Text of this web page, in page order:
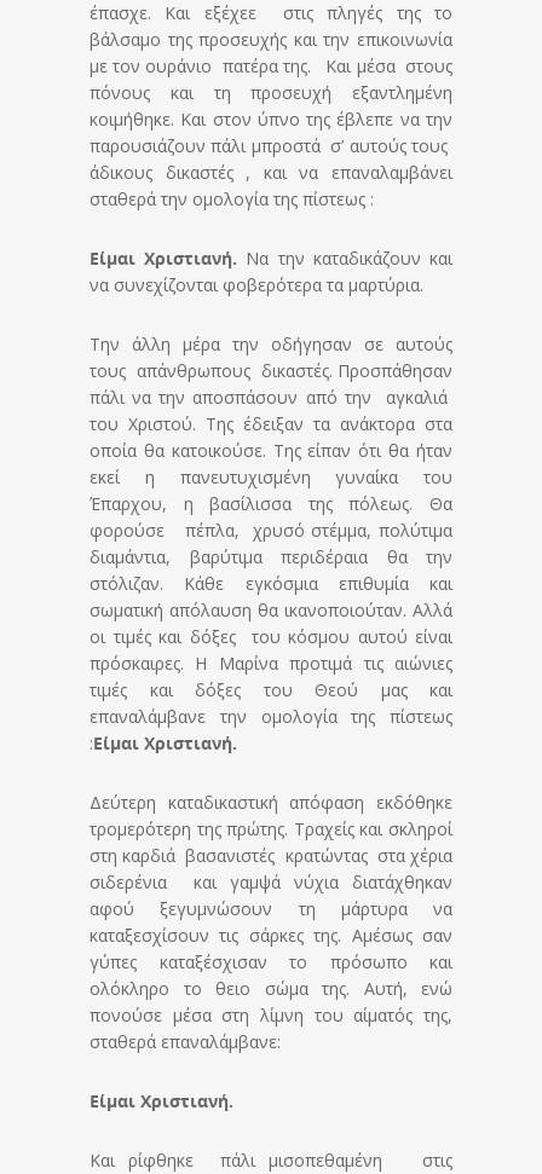
έπασχε. Και εξέχεε στις πληγές της το
βάλσαμο της προσευχής και την επικοινωνία
με τον ουράνιο πατέρα της. Και μέσα στους
πόνους και τη προσευχή εξαντλημένη
κοιμήθηκε. Και στον ύπνο της έβλεπε να την
παρουσιάζουν πάλι μπροστά σ’ αυτούς τους
άδικους δικαστές , και να επαναλαμβάνει
σταθερά την ομολογία της πίστεως :
Είμαι Χριστιανή. Να την καταδικάζουν και
να συνεχίζονται φοβερότερα τα μαρτύρια.
Την άλλη μέρα την οδήγησαν σε αυτούς
τους απάνθρωπους δικαστές. Προσπάθησαν
πάλι να την αποσπάσουν από την αγκαλιά
του Χριστού. Της έδειξαν τα ανάκτορα στα
οποία θα κατοικούσε. Της είπαν ότι θα ήταν
εκεί η πανευτυχισμένη γυναίκα του
Έπαρχου, η βασίλισσα της πόλεως. Θα
φορούσε πέπλα, χρυσό στέμμα, πολύτιμα
διαμάντια, βαρύτιμα περιδέραια θα την
στόλιζαν. Κάθε εγκόσμια επιθυμία και
σωματική απόλαυση θα ικανοποιούταν. Αλλά
οι τιμές και δόξες του κόσμου αυτού είναι
πρόσκαιρες. Η Μαρίνα προτιμά τις αιώνιες
τιμές και δόξες του Θεού μας και
επαναλάμβανε την ομολογία της πίστεως
:Είμαι Χριστιανή.
Δεύτερη καταδικαστική απόφαση εκδόθηκε
τρομερότερη της πρώτης. Τραχείς και σκληροί
στη καρδιά βασανιστές κρατώντας στα χέρια
σιδερένια και γαμψά νύχια διατάχθηκαν
αφού ξεγυμνώσουν τη μάρτυρα να
καταξεσχίσουν τις σάρκες της. Αμέσως σαν
γύπες καταξέσχισαν το πρόσωπο και
ολόκληρο το θειο σώμα της. Αυτή, ενώ
πονούσε μέσα στη λίμνη του αίματός της,
σταθερά επαναλάμβανε:
Είμαι Χριστιανή.
Και ρίφθηκε πάλι μισοπεθαμένη στις